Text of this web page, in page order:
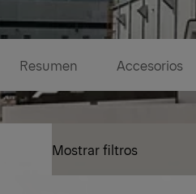
Resumen Accesorios
Mostrar filtros